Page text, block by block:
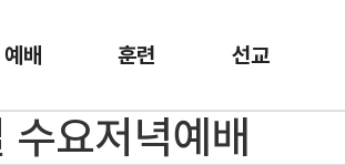
예배 훈련 선교
요저녁예배